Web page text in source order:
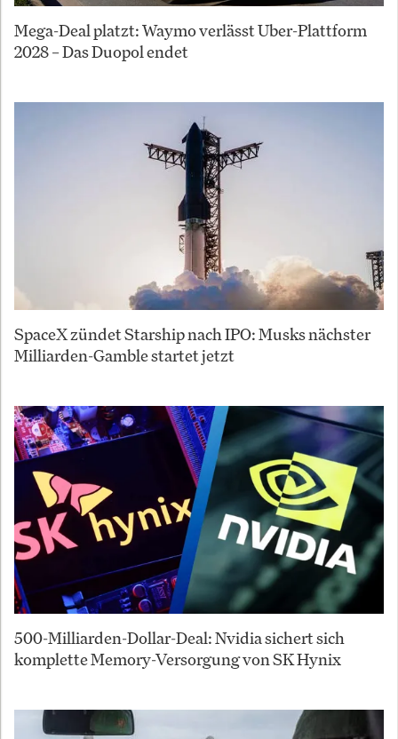
Mega-Deal platzt: Waymo verlässt Uber-Plattform
2028 – Das Duopol endet
SpaceX zündet Starship nach IPO: Musks nächster
Milliarden-Gamble startet jetzt
500-Milliarden-Dollar-Deal: Nvidia sichert sich
komplette Memory-Versorgung von SK Hynix